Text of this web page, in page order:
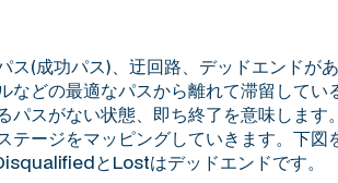
ス(成功パス)、迂回路、デッドエンドが
などの最適なパスから離れて滞留して
パスがない状態、即ち終了を意味しま
テージをマッピングしていきます。下
とLostはデッドエンドです。